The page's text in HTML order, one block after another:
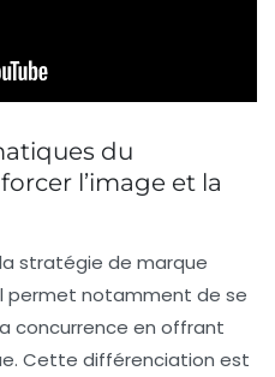
du
l’image et la
stratégie de marque
permet notamment de se
concurrence en offrant
Cette différenciation est